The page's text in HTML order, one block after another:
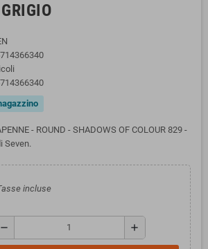
- ROUND - SHADOWS OF COLOUR 829 -
Seven.
incluse
remove add